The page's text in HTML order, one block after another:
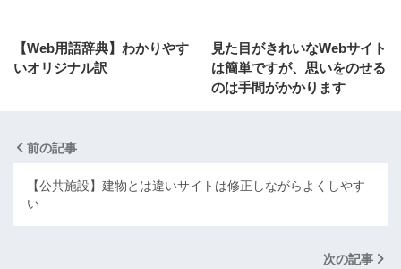
【Web用語辞典】わかりやす
いオリジナル訳
見た目がきれいなWebサイト
は簡単ですが、思いをのせる
のは手間がかかります
前の記事
【公共施設】建物とは違いサイトは修正しながらよくしやす
い
次の記事